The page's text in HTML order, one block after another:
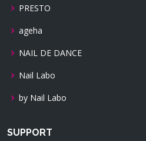
PRESTO
ageha
NAIL DE DANCE
Nail Labo
by Nail Labo
SUPPORT